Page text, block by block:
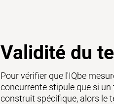
Validité du
Pour vérifier que l'IQbe
concurrente stipule que si
construit spécifique, alors le